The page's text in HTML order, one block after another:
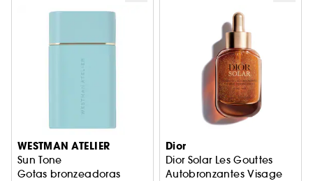
WESTMAN ATELIER
Sun Tone
Gotas bronzeadoras
Dior
Dior Solar Les Gouttes
Autobronzantes Visage